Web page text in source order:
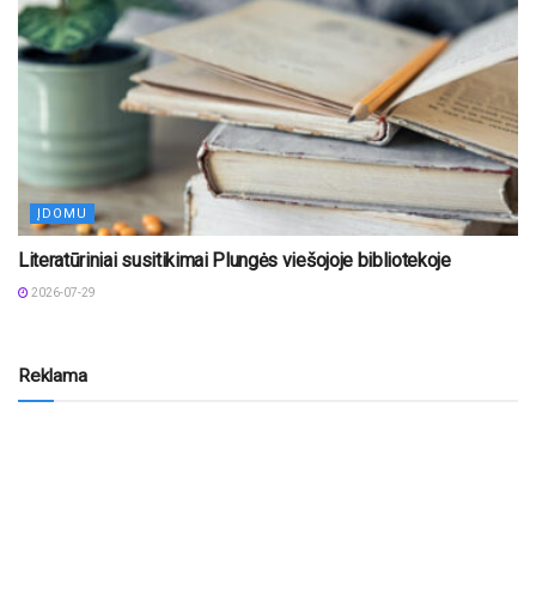
ĮDOMU
Literatūriniai susitikimai Plungės viešojoje bibliotekoje
2026-07-29
Reklama